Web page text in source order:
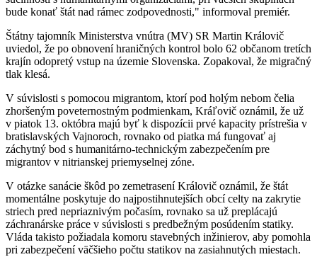
bude konať štát nad rámec zodpovednosti," informoval premiér.
Štátny tajomník Ministerstva vnútra (MV) SR Martin Královič
uviedol, že po obnovení hraničných kontrol bolo 62 občanom tretích
krajín odopretý vstup na územie Slovenska. Zopakoval, že migračný
tlak klesá.
V súvislosti s pomocou migrantom, ktorí pod holým nebom čelia
zhoršeným poveternostným podmienkam, Kráľovič oznámil, že už
v piatok 13. októbra majú byť k dispozícii prvé kapacity prístrešia v
bratislavských Vajnoroch, rovnako od piatka má fungovať aj
záchytný bod s humanitárno-technickým zabezpečením pre
migrantov v nitrianskej priemyselnej zóne.
V otázke sanácie škôd po zemetrasení Královič oznámil, že štát
momentálne poskytuje do najpostihnutejších obcí celty na zakrytie
striech pred nepriaznivým počasím, rovnako sa už preplácajú
záchranárske práce v súvislosti s predbežným posúdením statiky.
Vláda takisto požiadala komoru stavebných inžinierov, aby pomohla
pri zabezpečení väčšieho počtu statikov na zasiahnutých miestach.